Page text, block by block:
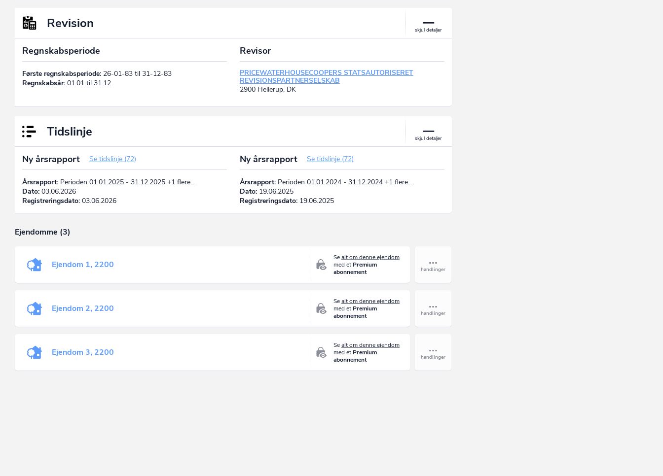
Revision
Regnskabsperiode
Første regnskabsperiode: 26-01-83 til 31-12-83
Regnskabsår: 01.01 til 31.12
Revisor
PRICEWATERHOUSECOOPERS STATSAUTORISERET
REVISIONSPARTNERSELSKAB
2900 Hellerup, DK
Tidslinje
Ny årsrapport Se tidslinje (72)
Årsrapport: Perioden 01.01.2025 - 31.12.2025 +1 flere…
Dato: 03.06.2026
Registreringsdato: 03.06.2026
Ny årsrapport Se tidslinje (72)
Årsrapport:Perioden 01.01.2024 - 31.12.2024 +1 flere…
Dato:19.06.2025
Registreringsdato:19.06.2025
Ejendomme (3)
Sealt om denne ejendom
med et Premium
abonnement
Ejendom 1, 2200
Sealt om denne ejendom
med et Premium
abonnement
Ejendom 2, 2200
Sealt om denne ejendom
med et Premium
abonnement
Ejendom 3, 2200